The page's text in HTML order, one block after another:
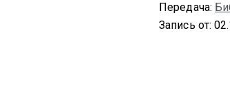
Передача:
Запись от: